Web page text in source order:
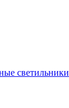
светильники